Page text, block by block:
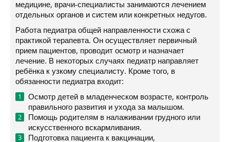
медицине, врачи-специалисты занимаются лечением
отдельных органов и систем или конкретных недугов.
Работа педиатра общей направленности схожа с
практикой терапевта. Он осуществляет первичный
прием пациентов, проводит осмотр и назначает
лечение. В некоторых случаях педиатр направляет
ребёнка к узкому специалисту. Кроме того, в
обязанности педиатра входит:
Осмотр детей в младенческом возрасте, контроль
правильного развития и ухода за малышом.
Помощь родителям в налаживании грудного или
искусственного вскармливания.
Подготовка пациента к вакцинации,